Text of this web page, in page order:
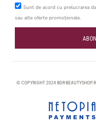
Sunt de acord cu prelucrarea
sau alte oferte promoționale.
© COPYRIGHT 2024 BDR-